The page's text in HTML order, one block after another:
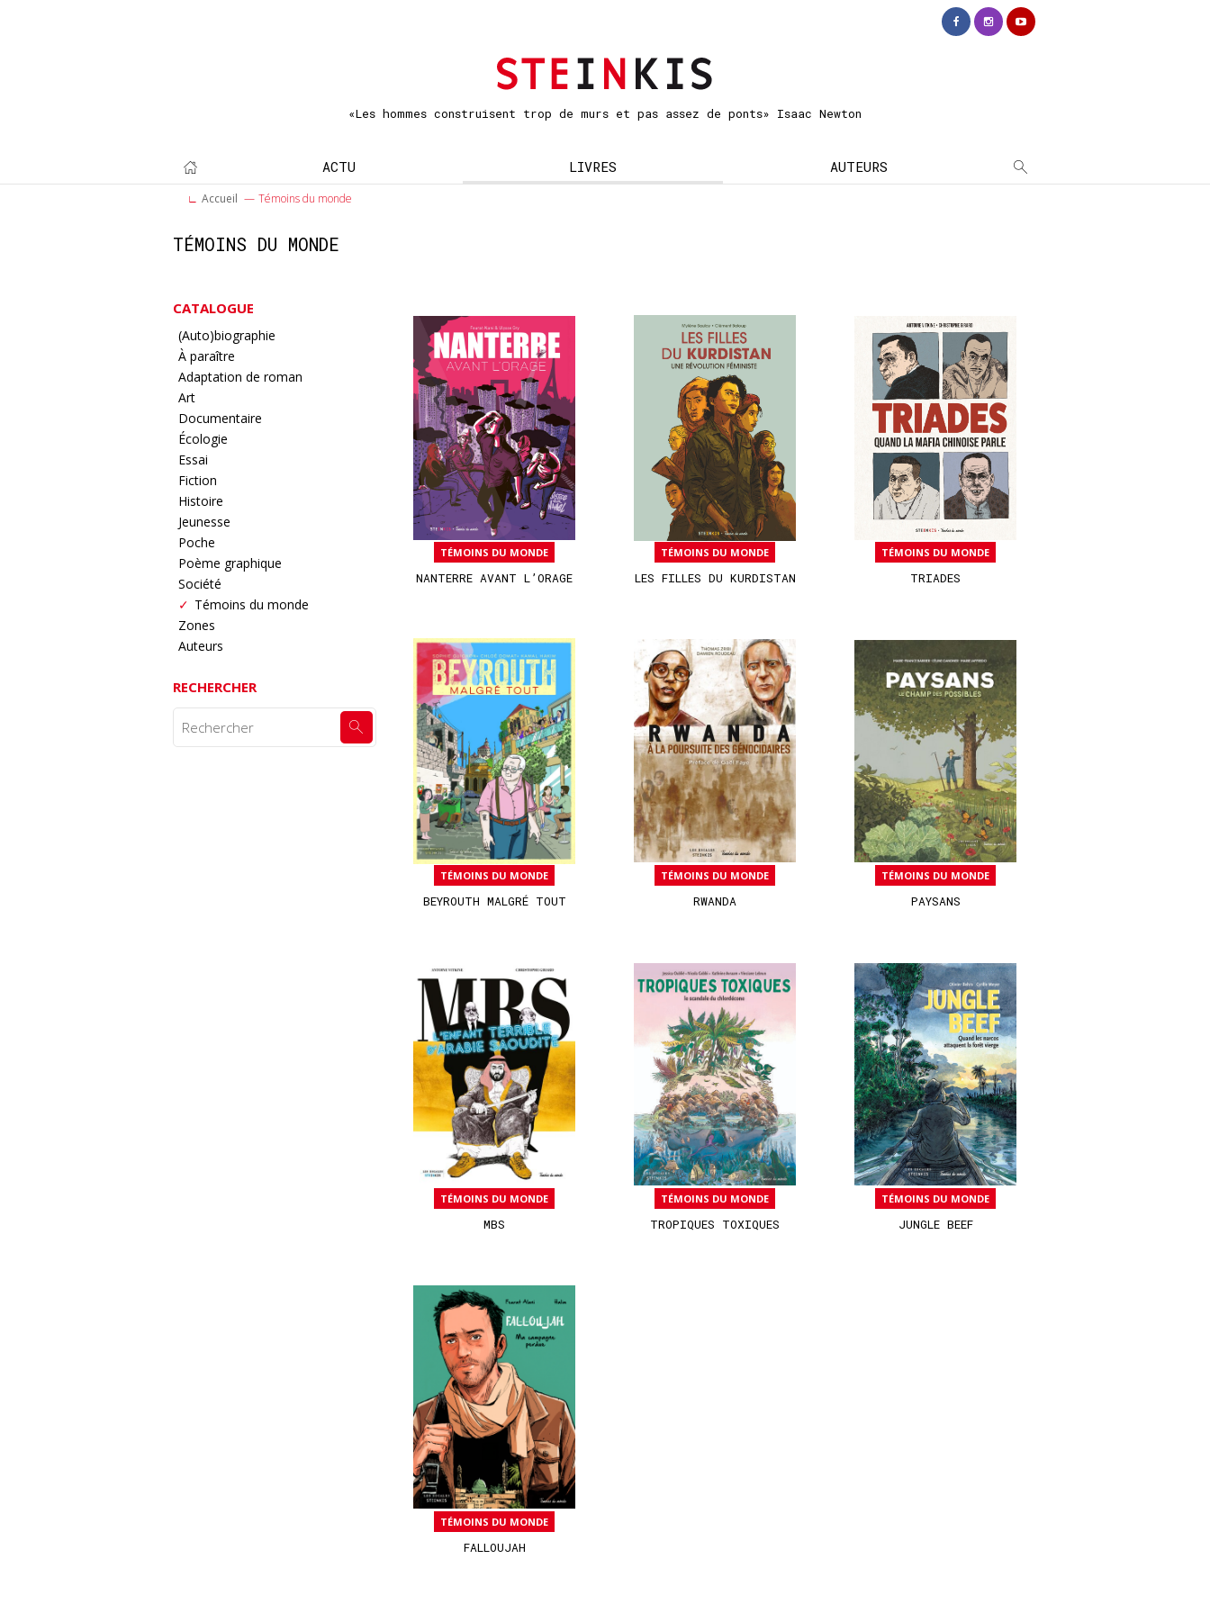
«Les hommes construisent trop de murs et pas assez de ponts» Isaac Newton
ACTU LIVRES AUTEURS
Accueil Témoins du monde
TÉMOINS DU MONDE
CATALOGUE
(Auto)biographie
À paraître
Adaptation de roman
Art
Documentaire
Écologie
Essai
Fiction
Histoire
Jeunesse
Poche
Poème graphique
Société
Témoins du monde
Zones
Auteurs
RECHERCHER
TÉMOINS DU MONDE
NANTERRE AVANT L’ORAGE
TÉMOINS DU MONDE
LES FILLES DU KURDISTAN
TÉMOINS DU MONDE
TRIADES
TÉMOINS DU MONDE
BEYROUTH MALGRÉ TOUT
TÉMOINS DU MONDE
RWANDA
TÉMOINS DU MONDE
PAYSANS
TÉMOINS DU MONDE
MBS
TÉMOINS DU MONDE
TROPIQUES TOXIQUES
TÉMOINS DU MONDE
JUNGLE BEEF
TÉMOINS DU MONDE
FALLOUJAH